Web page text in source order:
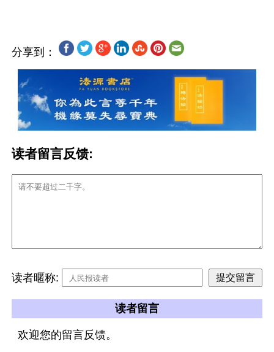
分享到：
读者留言反馈:
读者暱称:
读者留言
欢迎您的留言反馈。